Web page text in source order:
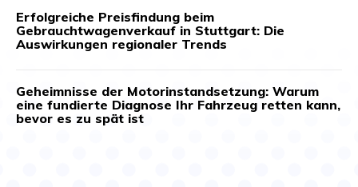
Erfolgreiche Preisfindung beim
Gebrauchtwagenverkauf in Stuttgart: Die
Auswirkungen regionaler Trends
Geheimnisse der Motorinstandsetzung: Warum
eine fundierte Diagnose Ihr Fahrzeug retten kann,
bevor es zu spät ist